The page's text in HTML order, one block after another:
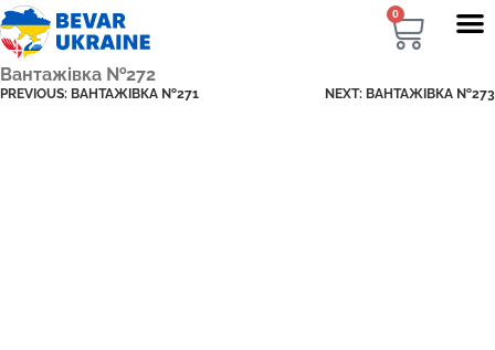
0
Вантажівка №272
PREVIOUS: ВАНТАЖІВКА №271 NEXT: ВАНТАЖІВКА №273